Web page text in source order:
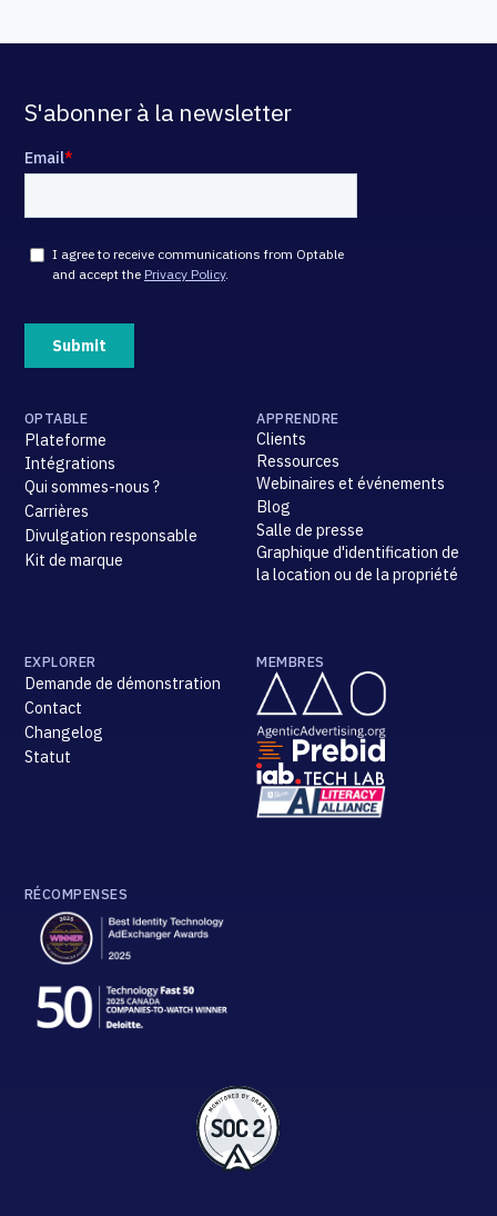
S'abonner à la newsletter
OPTABLE
Plateforme
Intégrations
Qui sommes-nous ?
Carrières
Divulgation responsable
Kit de marque
APPRENDRE
Clients
Ressources
Webinaires et événements
Blog
Salle de presse
Graphique d'identification de
la location ou de la propriété
EXPLORER
Demande de démonstration
Contact
Changelog
Statut
MEMBRES
RÉCOMPENSES